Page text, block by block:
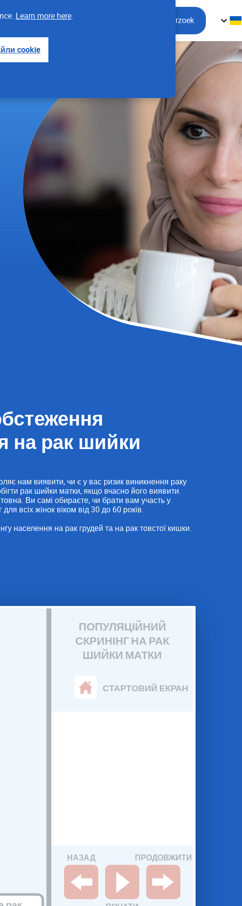
Learn more here.
cookie
Mijn Bevolkingsonderzoek
на рак шийки
нам виявити, чи є у вас ризик виникнення раку
рак шийки матки, якщо вчасно його виявити.
Ви самі обираєте, чи брати вам участь у
всіх жінок віком від 30 до 60 років.
населення на рак грудей та на рак товстої кишки.